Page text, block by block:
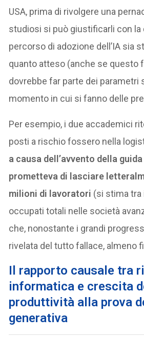
USA, prima di rivolgere una
studiosi si può giustificarli con
percorso di adozione dell’IA sia
quanto atteso (anche se questo
dovrebbe far parte dei parametri
momento in cui si fanno delle
Per esempio, i due accademici
posti a rischio fossero nella
a causa dell’avvento della
prometteva di lasciare
milioni di lavoratori (si stima tra
occupati totali nelle società
che, nonostante i grandi
rivelata del tutto fallace, almeno
Il rapporto causale tra
informatica e crescita
produttività alla prova
generativa